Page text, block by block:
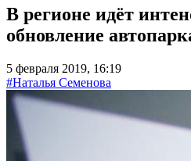
В регионе идёт
обновление
5 февраля 2019, 16:19
#Наталья Семенова